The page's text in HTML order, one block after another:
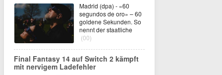
Madrid (dpa) - «60
segundos de oro» – 60
goldene Sekunden. So
nennt der staatliche
(00)
Final Fantasy 14 auf Switch 2 kämpft
mit nervigem Ladefehler